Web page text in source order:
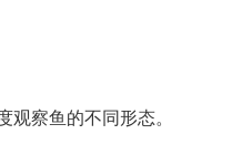
观察鱼的不同形态。